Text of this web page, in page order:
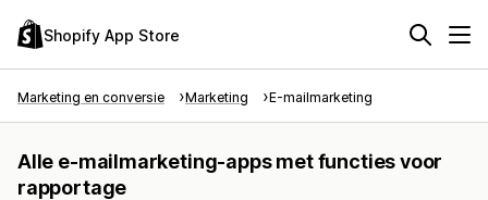
Shopify App Store
Marketing en conversie Marketing E-mailmarketing
Alle e-mailmarketing-apps met functies voor
rapportage